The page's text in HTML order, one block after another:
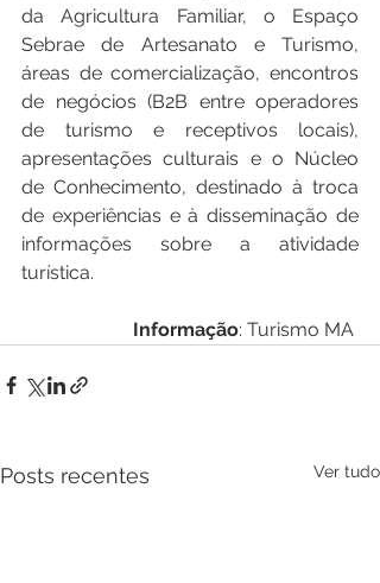
da Agricultura Familiar, o Espaço
Sebrae de Artesanato e Turismo,
áreas de comercialização, encontros
de negócios (B2B entre operadores
de turismo e receptivos locais),
apresentações culturais e o Núcleo
de Conhecimento, destinado à troca
de experiências e à disseminação de
informações sobre a atividade
turística.
Informação: Turismo MA
Posts recentes Ver tudo